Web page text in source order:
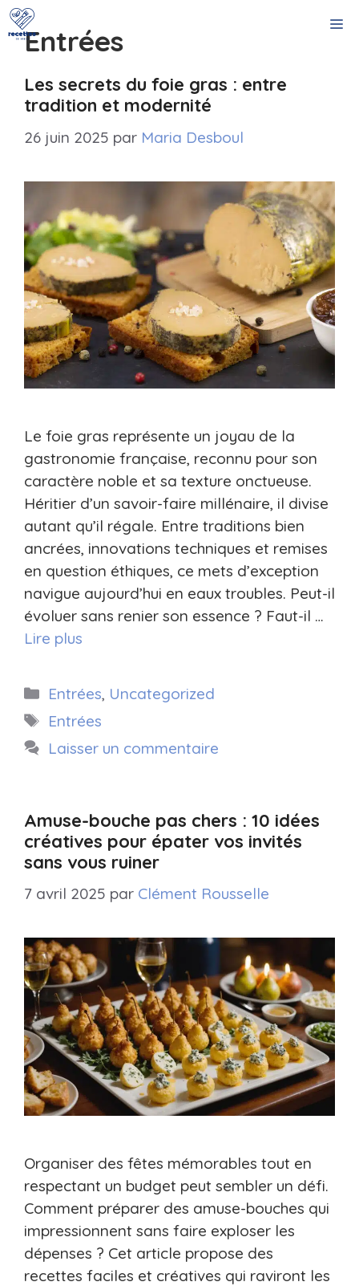
Aller
au
contenu
Entrées
Les secrets du foie gras : entre
tradition et modernité
26 juin 2025 par Maria Desboul
Le foie gras représente un joyau de la
gastronomie française, reconnu pour son
caractère noble et sa texture onctueuse.
Héritier d’un savoir-faire millénaire, il divise
autant qu’il régale. Entre traditions bien
ancrées, innovations techniques et remises
en question éthiques, ce mets d’exception
navigue aujourd’hui en eaux troubles. Peut-il
évoluer sans renier son essence ? Faut-il …
Lire plus
Catégories
Entrées, Uncategorized
Étiquettes
Entrées
Laisser un commentaire
Amuse-bouche pas chers : 10 idées
créatives pour épater vos invités
sans vous ruiner
7 avril 2025 par Clément Rousselle
Organiser des fêtes mémorables tout en
respectant un budget peut sembler un défi.
Comment préparer des amuse-bouches qui
impressionnent sans faire exploser les
dépenses ? Cet article propose des
recettes faciles et créatives qui raviront les